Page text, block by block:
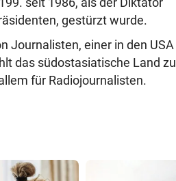
gestürzt wurde.
Journalisten, einer in den USA
das südostasiatische Land zu
für Radiojournalisten.